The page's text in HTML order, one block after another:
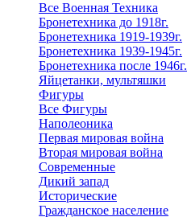
Все Военная Техника
Бронетехника до 1918г.
Бронетехника 1919-1939г.
Бронетехника 1939-1945г.
Бронетехника после 1946г.
Яйцетанки, мультяшки
Фигуры
Все Фигуры
Наполеоника
Первая мировая война
Вторая мировая война
Современные
Дикий запад
Исторические
Гражданское население